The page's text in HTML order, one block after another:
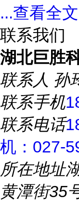
...查看全
联系我们
湖北巨胜
联系人 孙
联系手机
联系电话
机：027-
所在地址
黄潭街35